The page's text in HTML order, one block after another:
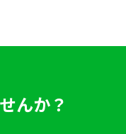
んか？